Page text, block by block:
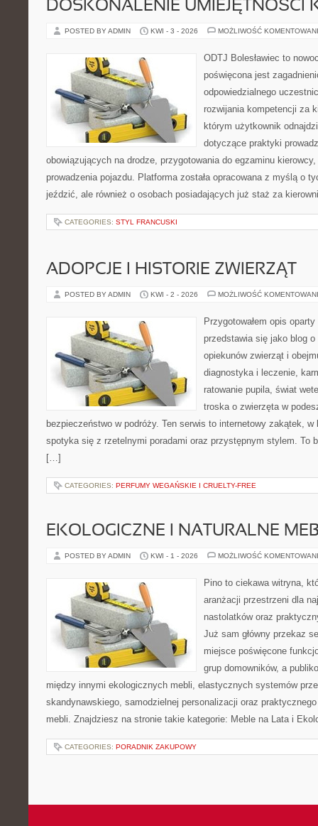
DOSKONALENIE UMIEJĘTNOŚCI
POSTED BY ADMIN KWI - 3 - 2026 MOŻLIWOŚĆ
ODTJ Bolesławiec to
poświęcona jest
odpowiedzialnego
rozwijania kompetencji za
którym użytkownik
dotyczące praktyki
obowiązujących na drodze, przygotowania do egzaminu
prowadzenia pojazdu. Platforma została opracowana z myślą o
jeździć, ale również o osobach posiadających już staż za
CATEGORIES: STYL FRANCUSKI
ADOPCJE I HISTORIE ZWIERZĄT
POSTED BY ADMIN KWI - 2 - 2026 MOŻLIWOŚĆ
Przygotowałem opis
przedstawia się jako blog
opiekunów zwierząt i
diagnostyka i leczenie,
ratowanie pupila, świat
troska o zwierzęta w
bezpieczeństwo w podróży. Ten serwis to internetowy zakątek,
spotyka się z rzetelnymi poradami oraz przystępnym stylem. To
[…]
CATEGORIES: PERFUMY WEGAŃSKIE I CRUELTY-FREE
EKOLOGICZNE I NATURALNE
POSTED BY ADMIN KWI - 1 - 2026 MOŻLIWOŚĆ
Pino to ciekawa witryna,
aranżacji przestrzeni dla
nastolatków oraz
Już sam główny przekaz
miejsce poświęcone
grup domowników, a
między innymi ekologicznych mebli, elastycznych systemów
skandynawskiego, samodzielnej personalizacji oraz
mebli. Znajdziesz na stronie takie kategorie: Meble na Lata i
CATEGORIES: PORADNIK ZAKUPOWY